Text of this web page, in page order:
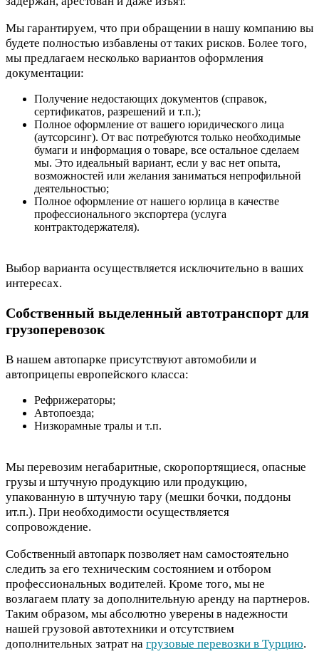
Мы гарантируем, что при обращении в нашу компанию вы
будете полностью избавлены от таких рисков. Более того,
мы предлагаем несколько вариантов оформления
документации:
Получение недостающих документов (справок,
сертификатов, разрешений и т.п.);
Полное оформление от вашего юридического лица
(аутсорсинг). От вас потребуются только необходимые
бумаги и информация о товаре, все остальное сделаем
мы. Это идеальный вариант, если у вас нет опыта,
возможностей или желания заниматься непрофильной
деятельностью;
Полное оформление от нашего юрлица в качестве
профессионального экспортера (услуга
контрактодержателя).
Выбор варианта осуществляется исключительно в ваших
интересах.
Собственный выделенный автотранспорт для
грузоперевозок
В нашем автопарке присутствуют автомобили и
автоприцепы европейского класса:
Рефрижераторы;
Автопоезда;
Низкорамные тралы и т.п.
Мы перевозим негабаритные, скоропортящиеся, опасные
грузы и штучную продукцию или продукцию,
упакованную в штучную тару (мешки бочки, поддоны
ит.п.). При необходимости осуществляется
сопровождение.
Собственный автопарк позволяет нам самостоятельно
следить за его техническим состоянием и отбором
профессиональных водителей. Кроме того, мы не
возлагаем плату за дополнительную аренду на партнеров.
Таким образом, мы абсолютно уверены в надежности
нашей грузовой автотехники и отсутствием
дополнительных затрат на грузовые перевозки в Турцию.